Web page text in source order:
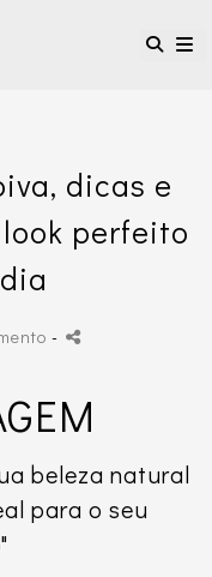
dicas e
perfeito
-
beleza natural
para o seu